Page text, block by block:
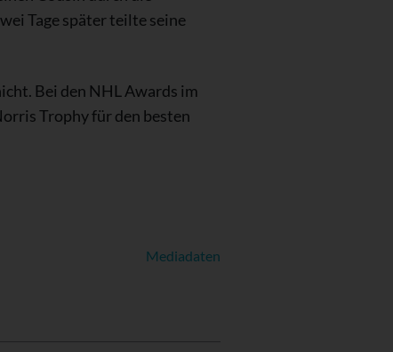
Tage später teilte seine
Bei den NHL Awards im
Trophy für den besten
Mediadaten